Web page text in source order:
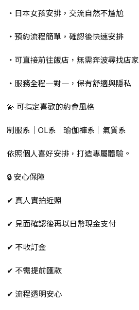
・日本女孩安排，交流自然不尷尬
・預約流程簡單，確認後快速安排
・可直接前往飯店，無需奔波尋找店家
・服務全程一對一，保有舒適與隱私
💫 可指定喜歡的約會風格
制服系｜OL系｜瑜伽褲系｜氣質系
依照個人喜好安排，打造專屬體驗。
🔒 安心保障
✔ 真人實拍近照
✔ 見面確認後再以日幣現金支付
✔ 不收訂金
✔ 不需提前匯款
✔ 流程透明安心